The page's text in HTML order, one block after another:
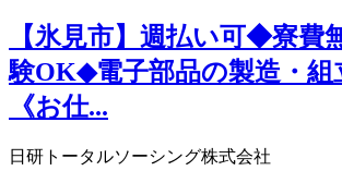
【氷見市】週払い可◆寮費
験OK◆電子部品の製造・組
《お仕...
日研トータルソーシング株式会社